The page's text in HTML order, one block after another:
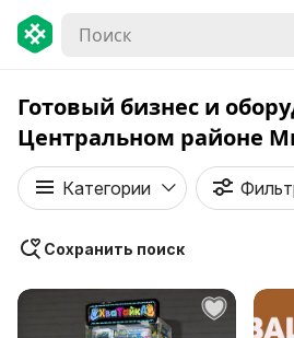
Готовый бизнес и
Центральном районе
Категории
Сохранить поиск